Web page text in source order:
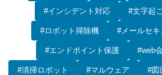
#インシデント対応 #文字起
#ロボット掃除機 #メールセキ
#エンドポイント保護 #web
#清掃ロボット #マルウェア #図